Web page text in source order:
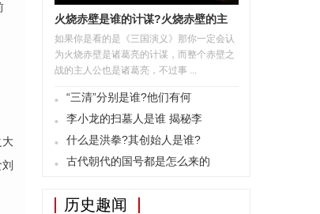
大
火烧赤壁是谁的计谋?火烧赤壁的主
如果你是看的是《三国演义》那你一定会认
为火烧赤壁是诸葛亮的计谋，而整个赤壁之
战的主人公也是诸葛亮，不过事 ...
“三清”分别是谁?他们有何
李小龙的扫墓人是谁 揭秘李
什么是洪拳?其创始人是谁?
古代朝代的国号都是怎么来的
历史趣闻